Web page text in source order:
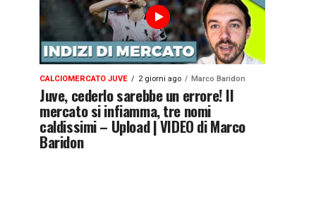
CALCIOMERCATO JUVE 2 giorni ago Marco Baridon
Juve, cederlo sarebbe un errore! Il
mercato si infiamma, tre nomi
caldissimi – Upload | VIDEO di Marco
Baridon